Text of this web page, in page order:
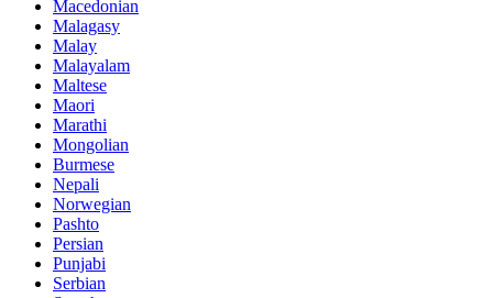
Macedonian
Malagasy
Malay
Malayalam
Maltese
Maori
Marathi
Mongolian
Burmese
Nepali
Norwegian
Pashto
Persian
Punjabi
Serbian